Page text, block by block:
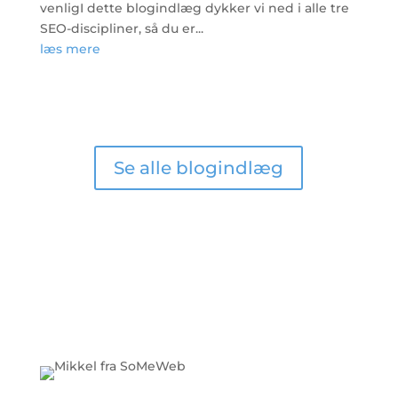
venligI dette blogindlæg dykker vi ned i alle tre
SEO-discipliner, så du er...
læs mere
Se alle blogindlæg